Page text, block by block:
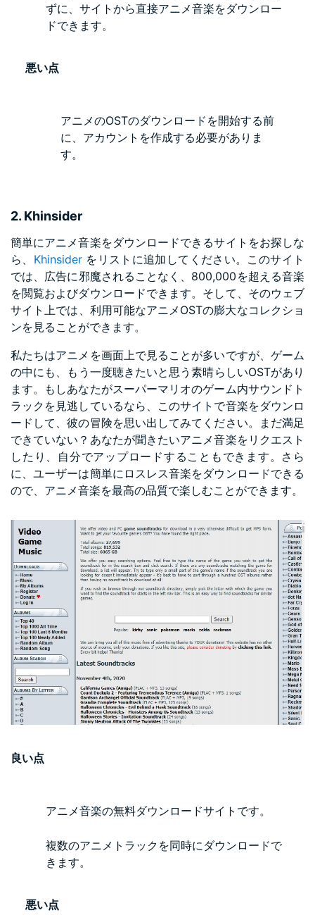
ずに、サイトから直接アニメ音楽をダウンロー
ドできます。
悪い点
アニメのOSTのダウンロードを開始する前
に、アカウントを作成する必要がありま
す。
2. Khinsider
簡単にアニメ音楽をダウンロードできるサイトをお探しな
ら、 Khinsiderをリストに追加してください。このサイト
では、広告に邪魔されることなく、800,000を超える音楽
を閲覧およびダウンロードできます。そして、そのウェブ
サイト上では、利用可能なアニメOSTの膨大なコレクショ
ンを見ることができます。
私たちはアニメを画面上で見ることが多いですが、ゲーム
の中にも、もう一度聴きたいと思う素晴らしいOSTがあり
ます。もしあなたがスーパーマリオのゲーム内サウンドト
ラックを見逃しているなら、このサイトで音楽をダウンロ
ードして、彼の冒険を思い出してみてください。まだ満足
できていない？あなたが聞きたいアニメ音楽をリクエスト
したり、自分でアップロードすることもできます。さら
に、ユーザーは簡単にロスレス音楽をダウンロードできる
ので、アニメ音楽を最高の品質で楽しむことができます。
良い点
アニメ音楽の無料ダウンロードサイトです。
複数のアニメトラックを同時にダウンロードで
きます。
悪い点